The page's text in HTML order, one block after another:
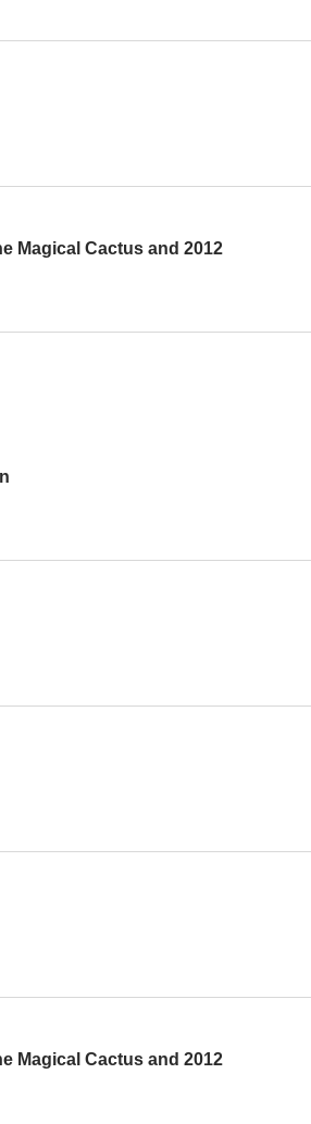
Magical Cactus and 2012
Magical Cactus and 2012